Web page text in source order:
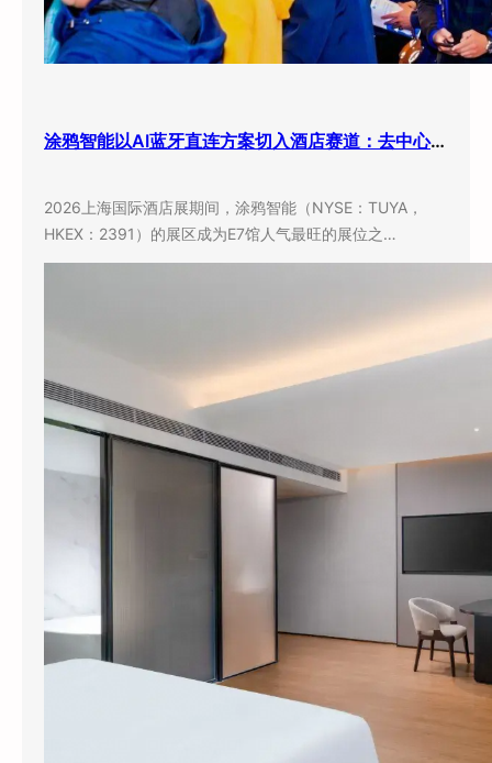
涂鸦智能以AI蓝牙直连方案切入酒店赛道：去中心化架构破解智能化改造三大痛点
2026上海国际酒店展期间，涂鸦智能（NYSE：TUYA，
HKEX：2391）的展区成为E7馆人气最旺的展位之…